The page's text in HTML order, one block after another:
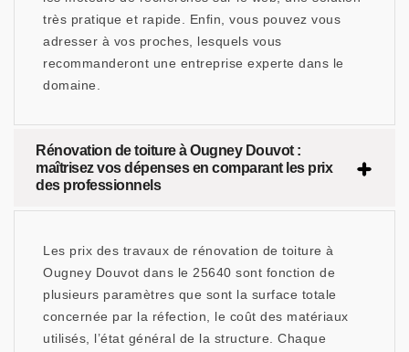
très pratique et rapide. Enfin, vous pouvez vous
adresser à vos proches, lesquels vous
recommanderont une entreprise experte dans le
domaine.
Rénovation de toiture à Ougney Douvot :
maîtrisez vos dépenses en comparant les prix
des professionnels
Les prix des travaux de rénovation de toiture à
Ougney Douvot dans le 25640 sont fonction de
plusieurs paramètres que sont la surface totale
concernée par la réfection, le coût des matériaux
utilisés, l’état général de la structure. Chaque